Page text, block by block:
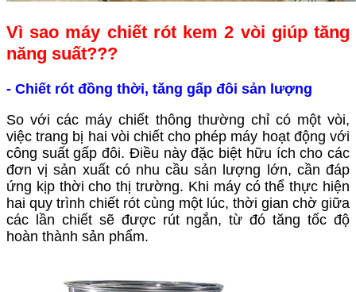
Vì sao máy chiết rót kem 2 vòi giúp tăng
năng suất???
- Chiết rót đồng thời, tăng gấp đôi sản lượng
So với các máy chiết thông thường chỉ có một vòi,
việc trang bị hai vòi chiết cho phép máy hoạt động với
công suất gấp đôi. Điều này đặc biệt hữu ích cho các
đơn vị sản xuất có nhu cầu sản lượng lớn, cần đáp
ứng kịp thời cho thị trường. Khi máy có thể thực hiện
hai quy trình chiết rót cùng một lúc, thời gian chờ giữa
các lần chiết sẽ được rút ngắn, từ đó tăng tốc độ
hoàn thành sản phẩm.